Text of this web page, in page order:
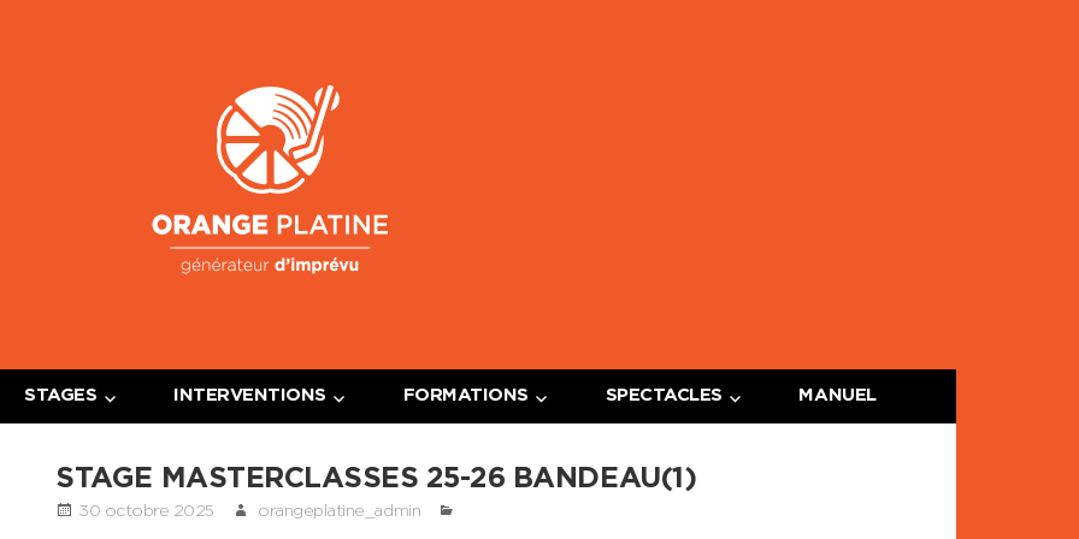
STAGES INTERVENTIONS FORMATIONS SPECTACLES MANUEL
STAGE MASTERCLASSES 25-26 BANDEAU(1)
30 octobre 2025 orangeplatine_admin